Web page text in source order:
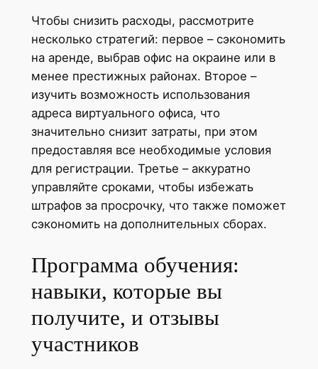
Чтобы снизить расходы, рассмотрите
несколько стратегий: первое – сэкономить
на аренде, выбрав офис на окраине или в
менее престижных районах. Второе –
изучить возможность использования
адреса виртуального офиса, что
значительно снизит затраты, при этом
предоставляя все необходимые условия
для регистрации. Третье – аккуратно
управляйте сроками, чтобы избежать
штрафов за просрочку, что также поможет
сэкономить на дополнительных сборах.
Программа обучения:
навыки, которые вы
получите, и отзывы
участников